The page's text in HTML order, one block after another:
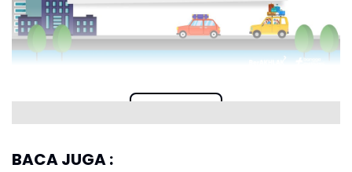
BACA JUGA :